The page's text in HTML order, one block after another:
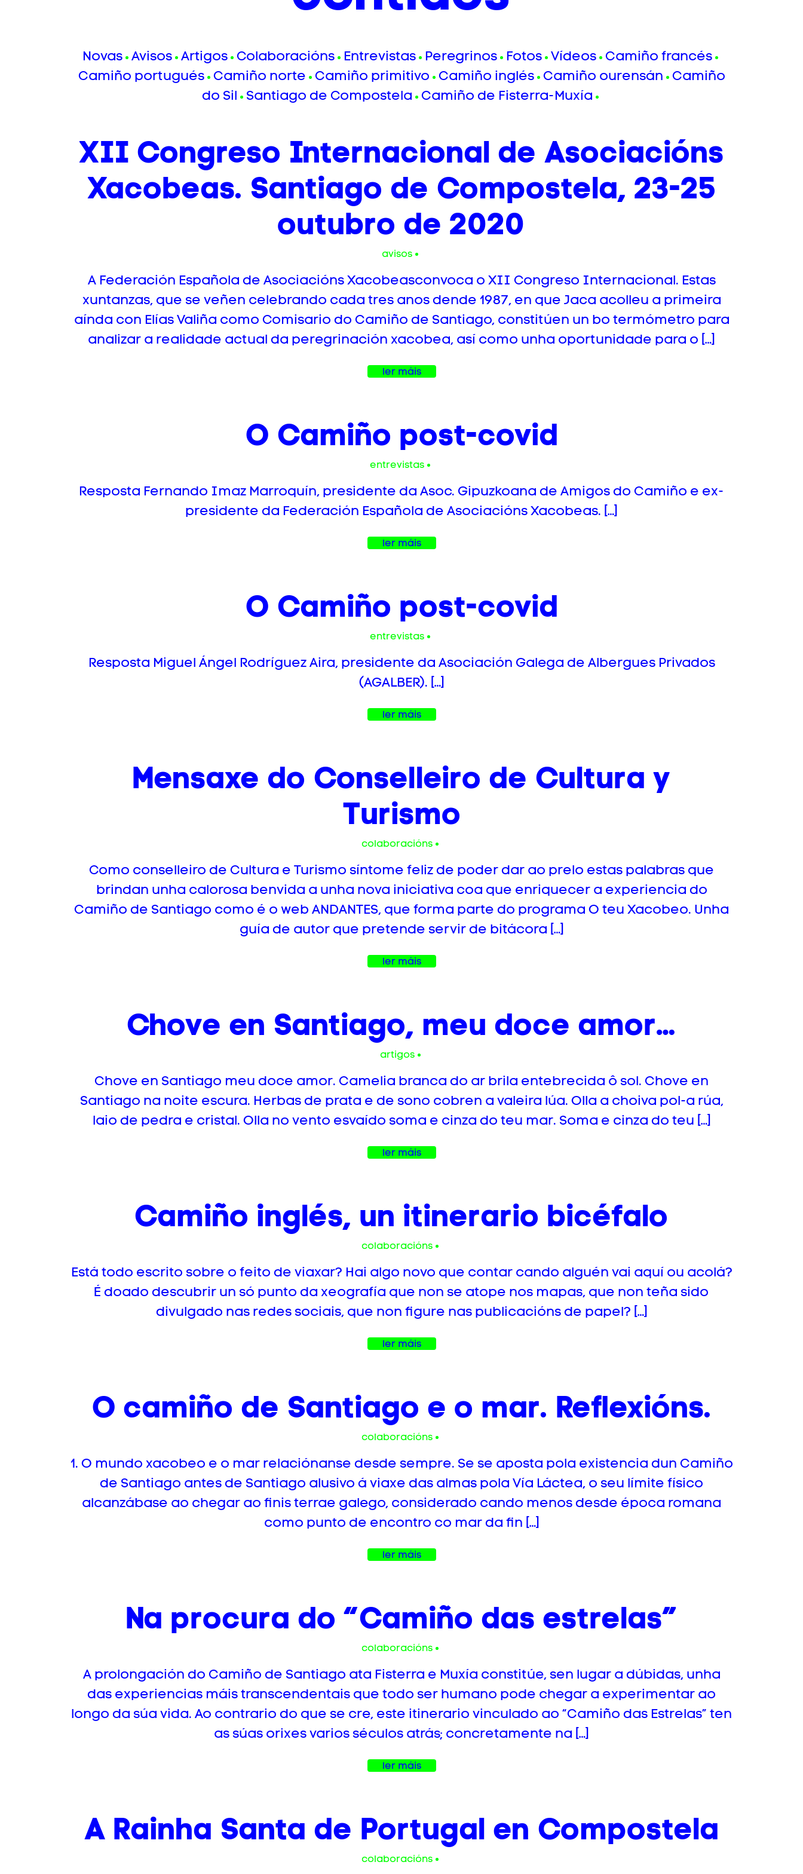
Novas Avisos Artigos Colaboracións Entrevistas Peregrinos Fotos Vídeos Camiño francés
Camiño portugués Camiño norte Camiño primitivo Camiño inglés Camiño ourensán
Camiño
do Sil
Santiago de Compostela Camiño de Fisterra-Muxía
XII Congreso Internacional de Asociacións
Xacobeas. Santiago de Compostela, 23-25
outubro de 2020
avisos
A Federación Española de Asociacións Xacobeasconvoca o XII Congreso Internacional. Estas
xuntanzas, que se veñen celebrando cada tres anos dende 1987, en que Jaca acolleu a primeira
aínda con Elías Valiña como Comisario do Camiño de Santiago, constitúen un bo termómetro para
analizar a realidade actual da peregrinación xacobea, así como unha oportunidade para o […]
ler máis
O Camiño post-covid
entrevistas
Resposta Fernando Imaz Marroquín, presidente da Asoc. Gipuzkoana de Amigos do Camiño e ex-
presidente da Federación Española de Asociacións Xacobeas. […]
ler máis
O Camiño post-covid
entrevistas
Resposta Miguel Ángel Rodríguez Aira, presidente da Asociación Galega de Albergues Privados
(AGALBER). […]
ler máis
Mensaxe do Conselleiro de Cultura y
Turismo
colaboracións
Como conselleiro de Cultura e Turismo síntome feliz de poder dar ao prelo estas palabras que
brindan unha calorosa benvida a unha nova iniciativa coa que enriquecer a experiencia do
Camiño de Santiago como é o web ANDANTES, que forma parte do programa O teu Xacobeo. Unha
guía de autor que pretende servir de bitácora […]
ler máis
Chove en Santiago, meu doce amor…
artigos
Chove en Santiago meu doce amor. Camelia branca do ar brila entebrecida ô sol. Chove en
Santiago na noite escura. Herbas de prata e de sono cobren a valeira lúa. Olla a choiva pol-a rúa,
laio de pedra e cristal. Olla no vento esvaído soma e cinza do teu mar. Soma e cinza do teu […]
ler máis
Camiño inglés, un itinerario bicéfalo
colaboracións
Está todo escrito sobre o feito de viaxar? Hai algo novo que contar cando alguén vai aquí ou acolá?
É doado descubrir un só punto da xeografía que non se atope nos mapas, que non teña sido
divulgado nas redes sociais, que non figure nas publicacións de papel? […]
ler máis
O camiño de Santiago e o mar. Reflexións.
colaboracións
1. O mundo xacobeo e o mar relaciónanse desde sempre. Se se aposta pola existencia dun Camiño
de Santiago antes de Santiago alusivo á viaxe das almas pola Vía Láctea, o seu límite físico
alcanzábase ao chegar ao finis terrae galego, considerado cando menos desde época romana
como punto de encontro co mar da fin […]
ler máis
Na procura do “Camiño das estrelas”
colaboracións
A prolongación do Camiño de Santiago ata Fisterra e Muxía constitúe, sen lugar a dúbidas, unha
das experiencias máis transcendentais que todo ser humano pode chegar a experimentar ao
longo da súa vida. Ao contrario do que se cre, este itinerario vinculado ao “Camiño das Estrelas” ten
as súas orixes varios séculos atrás; concretamente na […]
ler máis
A Rainha Santa de Portugal en Compostela
colaboracións